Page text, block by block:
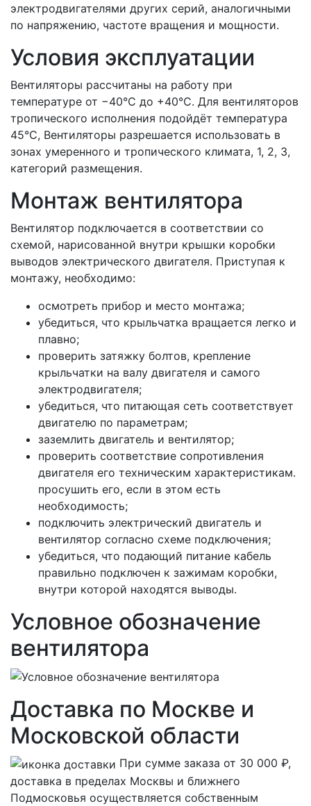
электродвигателями других серий, аналогичными
по напряжению, частоте вращения и мощности.
Условия эксплуатации
Вентиляторы рассчитаны на работу при
температуре от −40°C до +40°C. Для вентиляторов
тропического исполнения подойдёт температура
45°C, Вентиляторы разрешается использовать в
зонах умеренного и тропического климата, 1, 2, 3,
категорий размещения.
Монтаж вентилятора
Вентилятор подключается в соответствии со
схемой, нарисованной внутри крышки коробки
выводов электрического двигателя. Приступая к
монтажу, необходимо:
осмотреть прибор и место монтажа;
убедиться, что крыльчатка вращается легко и
плавно;
проверить затяжку болтов, крепление
крыльчатки на валу двигателя и самого
электродвигателя;
убедиться, что питающая сеть соответствует
двигателю по параметрам;
заземлить двигатель и вентилятор;
проверить соответствие сопротивления
двигателя его техническим характеристикам.
просушить его, если в этом есть
необходимость;
подключить электрический двигатель и
вентилятор согласно схеме подключения;
убедиться, что подающий питание кабель
правильно подключен к зажимам коробки,
внутри которой находятся выводы.
Условное обозначение
вентилятора
Доставка по Москве и
Московской области
При сумме заказа от 30 000 ₽,
доставка в пределах Москвы и ближнего
Подмосковья осуществляется собственным